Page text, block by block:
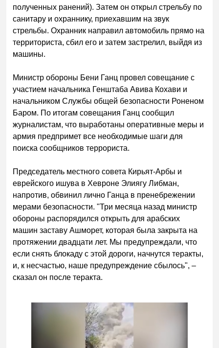
полученных ранений). Затем он открыл стрельбу по
санитару и охраннику, приехавшим на звук
стрельбы. Охранник направил автомобиль прямо на
территориста, сбил его и затем застрелил, выйдя из
машины.
Министр обороны Бени Ганц провел совещание с
участием начальника Генштаба Авива Кохави и
начальником Службы общей безопасности Роненом
Баром. По итогам совещания Ганц сообщил
журналистам, что выработаны оперативные меры и
армия предпримет все необходимые шаги для
поиска сообщников террориста.
Председатель местного совета Кирьят-Арбы и
еврейского ишува в Хевроне Элиягу Либман,
напротив, обвинил лично Ганца в пренебрежении
мерами безопасности. "Три месяца назад министр
обороны распорядился открыть для арабских
машин заставу Ашморет, которая была закрыта на
протяжении двадцати лет. Мы предупреждали, что
если снять блокаду с этой дороги, начнутся теракты,
и, к несчастью, наше предупреждение сбылось", –
сказал он после теракта.